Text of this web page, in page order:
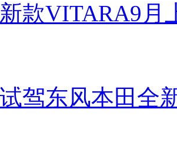
款VITARA9月
驾东风本田全